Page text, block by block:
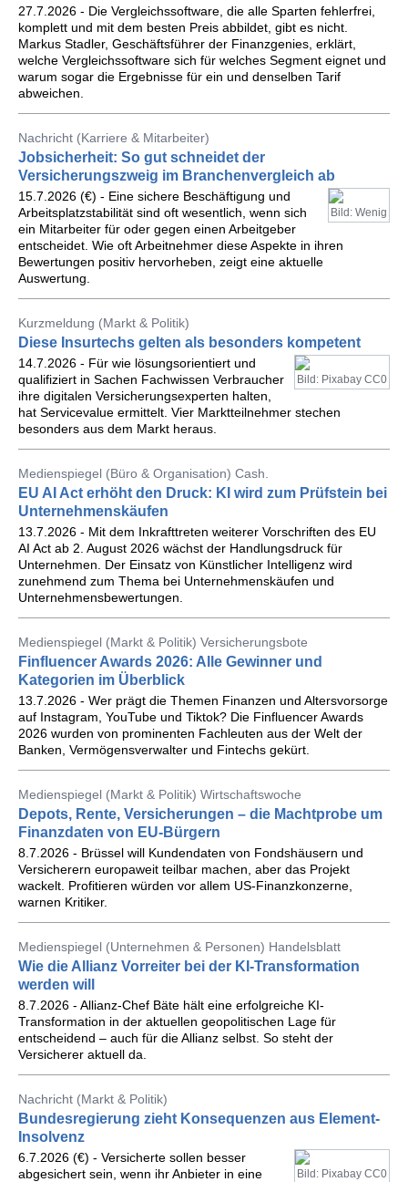
27.7.2026 - Die Vergleichssoftware, die alle Sparten fehlerfrei,
komplett und mit dem besten Preis abbildet, gibt es nicht.
Markus Stadler, Geschäftsführer der Finanzgenies, erklärt,
welche Vergleichssoftware sich für welches Segment eignet und
warum sogar die Ergebnisse für ein und denselben Tarif
abweichen.
Nachricht (Karriere & Mitarbeiter)
Jobsicherheit: So gut schneidet der
Versicherungszweig im Branchenvergleich ab
Bild: Wenig
15.7.2026 (€) - Eine sichere Beschäftigung und
Arbeitsplatzstabilität sind oft wesentlich, wenn sich
ein Mitarbeiter für oder gegen einen Arbeitgeber
entscheidet. Wie oft Arbeitnehmer diese Aspekte in ihren
Bewertungen positiv hervorheben, zeigt eine aktuelle
Auswertung.
Kurzmeldung (Markt & Politik)
Diese Insurtechs gelten als besonders kompetent
Bild: Pixabay CC0
14.7.2026 - Für wie lösungsorientiert und
qualifiziert in Sachen Fachwissen Verbraucher
ihre digitalen Versicherungsexperten halten,
hat Servicevalue ermittelt. Vier Marktteilnehmer stechen
besonders aus dem Markt heraus.
Medienspiegel (Büro & Organisation) Cash.
EU AI Act erhöht den Druck: KI wird zum Prüfstein bei
Unternehmenskäufen
13.7.2026 - Mit dem Inkrafttreten weiterer Vorschriften des EU
AI Act ab 2. August 2026 wächst der Handlungsdruck für
Unternehmen. Der Einsatz von Künstlicher Intelligenz wird
zunehmend zum Thema bei Unternehmenskäufen und
Unternehmensbewertungen.
Medienspiegel (Markt & Politik) Versicherungsbote
Finfluencer Awards 2026: Alle Gewinner und
Kategorien im Überblick
13.7.2026 - Wer prägt die Themen Finanzen und Altersvorsorge
auf Instagram, YouTube und Tiktok? Die Finfluencer Awards
2026 wurden von prominenten Fachleuten aus der Welt der
Banken, Vermögensverwalter und Fintechs gekürt.
Medienspiegel (Markt & Politik) Wirtschaftswoche
Depots, Rente, Versicherungen – die Machtprobe um
Finanzdaten von EU-Bürgern
8.7.2026 - Brüssel will Kundendaten von Fondshäusern und
Versicherern europaweit teilbar machen, aber das Projekt
wackelt. Profitieren würden vor allem US-Finanzkonzerne,
warnen Kritiker.
Medienspiegel (Unternehmen & Personen) Handelsblatt
Wie die Allianz Vorreiter bei der KI-Transformation
werden will
8.7.2026 - Allianz-Chef Bäte hält eine erfolgreiche KI-
Transformation in der aktuellen geopolitischen Lage für
entscheidend – auch für die Allianz selbst. So steht der
Versicherer aktuell da.
Nachricht (Markt & Politik)
Bundesregierung zieht Konsequenzen aus Element-
Insolvenz
Bild: Pixabay CC0
6.7.2026 (€) - Versicherte sollen besser
abgesichert sein, wenn ihr Anbieter in eine